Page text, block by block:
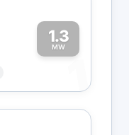
1.3
MW
1